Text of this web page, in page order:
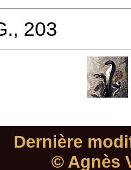
203
Dernière
© Agnès